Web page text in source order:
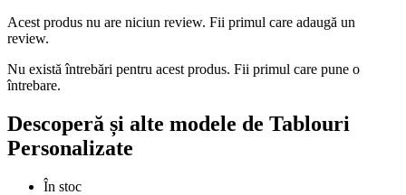
Acest produs nu are niciun review. Fii primul care adaugă un
review.
Nu există întrebări pentru acest produs. Fii primul care pune o
întrebare.
Descoperă și alte modele de Tablouri
Personalizate
În stoc